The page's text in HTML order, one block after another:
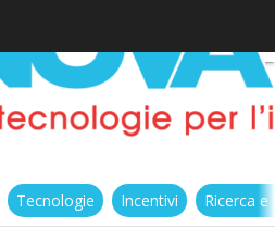
Tecnologie Incentivi Ricerca